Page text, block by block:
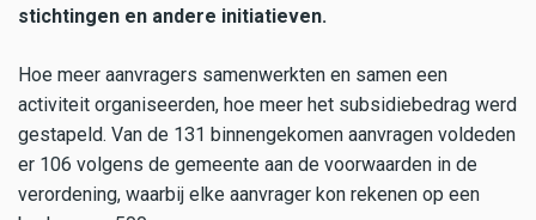
stichtingen en andere initiatieven.
Hoe meer aanvragers samenwerkten en samen een
activiteit organiseerden, hoe meer het subsidiebedrag werd
gestapeld. Van de 131 binnengekomen aanvragen voldeden
er 106 volgens de gemeente aan de voorwaarden in de
verordening, waarbij elke aanvrager kon rekenen op een